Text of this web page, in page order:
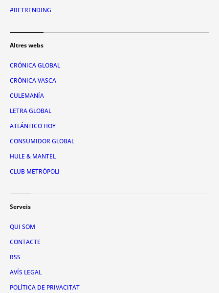
#BETRENDING
Altres webs
CRÓNICA GLOBAL
CRÓNICA VASCA
CULEMANÍA
LETRA GLOBAL
ATLÁNTICO HOY
CONSUMIDOR GLOBAL
HULE & MANTEL
CLUB METRÓPOLI
Serveis
QUI SOM
CONTACTE
RSS
AVÍS LEGAL
POLÍTICA DE PRIVACITAT